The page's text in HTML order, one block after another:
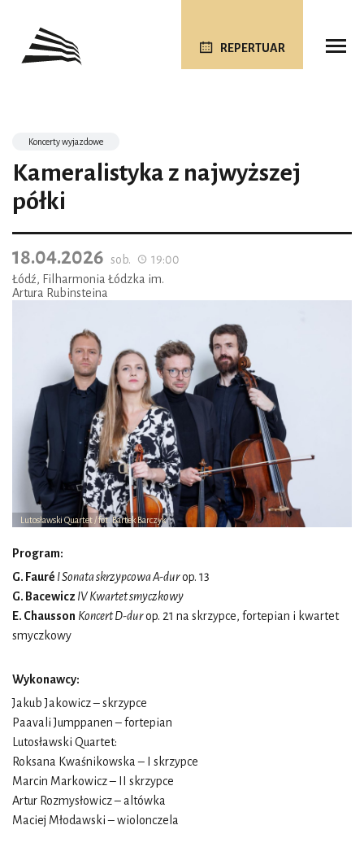
REPERTUAR
Lutosławski Quartet / fot. Bartek Barczyk
Koncerty wyjazdowe
Kameralistyka z najwyższej
półki
18.04.2026 sob.
19:00
Łódź, Filharmonia Łódzka im.
Artura Rubinsteina
Program:
G. Fauré I Sonata skrzypcowa A-durop. 13
G. Bacewicz IV Kwartet smyczkowy
E. Chausson Koncert D-durop. 21 na skrzypce, fortepian i kwartet
smyczkowy
Wykonawcy:
Jakub Jakowicz – skrzypce
Paavali Jumppanen – fortepian
Lutosławski Quartet:
Roksana Kwaśnikowska – I skrzypce
Marcin Markowicz – II skrzypce
Artur Rozmysłowicz – altówka
Maciej Młodawski – wiolonczela